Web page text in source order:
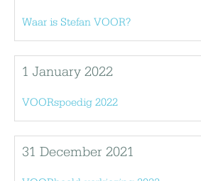
Waar is Stefan VOOR?
1 January 2022
VOORspoedig 2022
31 December 2021